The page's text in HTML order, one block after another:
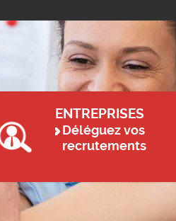
ENTREPRISES
Déléguez vos
recrutements